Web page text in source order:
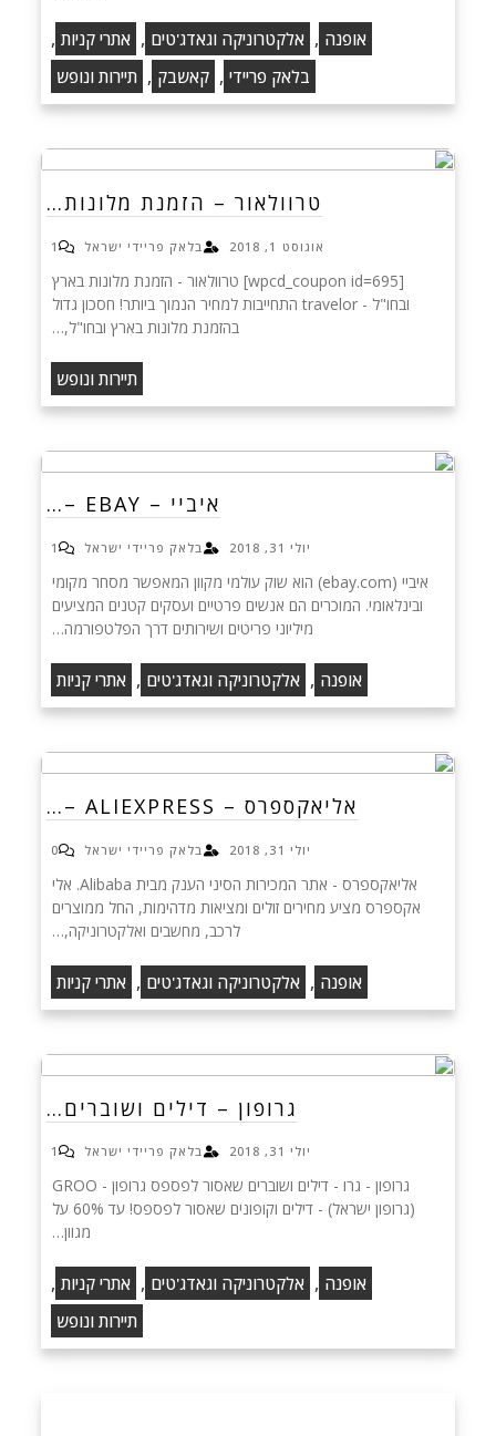
אופנה , אלקטרוניקה וגאדג'טים , אתרי קניות ,
בלאק פריידי , קאשבק , תיירות ונופש
טרוולאור – הזמנת מלונות…
אוגוסט 1, 2018 בלאק פריידי ישראל 1
[wpcd_coupon id=695] טרוולאור - הזמנת מלונות בארץ
ובחו"ל - travelor התחייבות למחיר הנמוך ביותר! חסכון גדול
בהזמנת מלונות בארץ ובחו"ל,…
תיירות ונופש
איביי – EBAY –…
יולי 31, 2018 בלאק פריידי ישראל 1
איביי (ebay.com) הוא שוק עולמי מקוון המאפשר מסחר מקומי
ובינלאומי. המוכרים הם אנשים פרטיים ועסקים קטנים המציעים
מיליוני פריטים ושירותים דרך הפלטפורמה…
אופנה , אלקטרוניקה וגאדג'טים , אתרי קניות
אליאקספרס – ALIEXPRESS –…
יולי 31, 2018 בלאק פריידי ישראל 0
אליאקספרס - אתר המכירות הסיני הענק מבית Alibaba. אלי
אקספרס מציע מחירים זולים ומציאות מדהימות, החל ממוצרים
לרכב, מחשבים ואלקטרוניקה,…
אופנה , אלקטרוניקה וגאדג'טים , אתרי קניות
גרופון – דילים ושוברים…
יולי 31, 2018 בלאק פריידי ישראל 1
גרופון - גרו - דילים ושוברים שאסור לפספס‏ גרופון - GROO
(גרופון ישראל) - דילים וקופונים שאסור לפספס! עד 60% על
מגוון…
אופנה , אלקטרוניקה וגאדג'טים , אתרי קניות ,
תיירות ונופש